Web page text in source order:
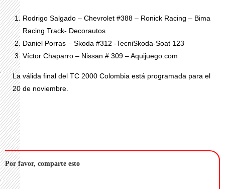
Rodrigo Salgado – Chevrolet #388 – Ronick Racing – Bima
Racing Track- Decorautos
Daniel Porras – Skoda #312 -TecniSkoda-Soat 123
Víctor Chaparro – Nissan # 309 – Aquijuego.com
La válida final del TC 2000 Colombia está programada para el
20 de noviembre.
Por favor, comparte esto